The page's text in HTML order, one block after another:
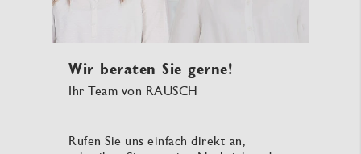
Wir beraten Sie gerne!
Ihr Team von RAUSCH
Rufen Sie uns einfach direkt an,